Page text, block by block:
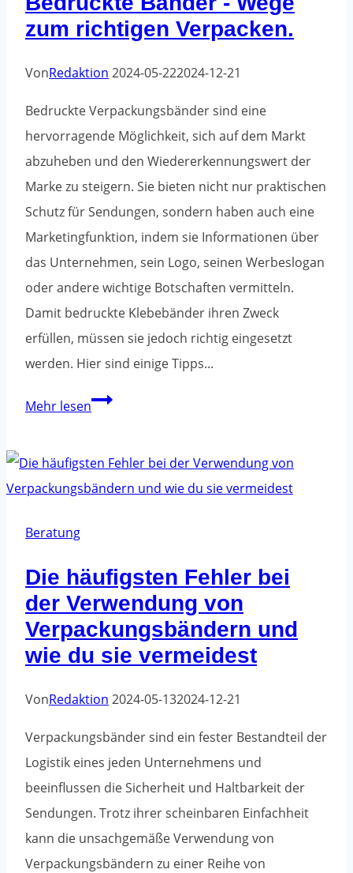
Pakete
verschickst
zum richtigen Verpacken.
VonRedaktion 2024-05-222024-12-21
Bedruckte Verpackungsbänder sind eine
hervorragende Möglichkeit, sich auf dem Markt
abzuheben und den Wiedererkennungswert der
Marke zu steigern. Sie bieten nicht nur praktischen
Schutz für Sendungen, sondern haben auch eine
Marketingfunktion, indem sie Informationen über
das Unternehmen, sein Logo, seinen Werbeslogan
oder andere wichtige Botschaften vermitteln.
Damit bedruckte Klebebänder ihren Zweck
erfüllen, müssen sie jedoch richtig eingesetzt
werden. Hier sind einige Tipps...
Mehr lesenBedruckte
Beratung
Die häufigsten Fehler bei
der Verwendung von
Verpackungsbändern und
wie du sie vermeidest
VonRedaktion 2024-05-132024-12-21
Verpackungsbänder sind ein fester Bestandteil der
Logistik eines jeden Unternehmens und
beeinflussen die Sicherheit und Haltbarkeit der
Sendungen. Trotz ihrer scheinbaren Einfachheit
kann die unsachgemäße Verwendung von
Verpackungsbändern zu einer Reihe von